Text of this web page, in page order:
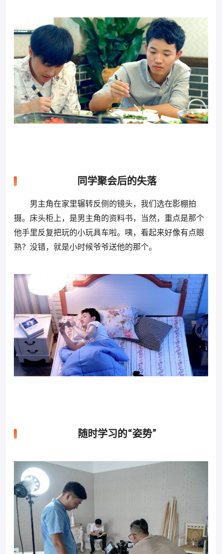
同学聚会后的失落
男主角在家里辗转反侧的镜头，我们选在影棚拍
摄。床头柜上，是男主角的资料书，当然，重点是那个
他手里反复把玩的小玩具车啦。咦，看起来好像有点眼
熟？没错，就是小时候爷爷送他的那个。
随时学习的“姿势”